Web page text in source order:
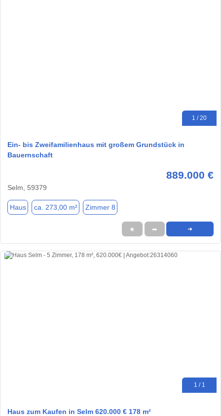
1 / 20
Ein- bis Zweifamilienhaus mit großem Grundstück in
Bauernschaft
889.000 €
Selm, 59379
Haus ca. 273,00 m² Zimmer 8
★ ➦ ➜
1 / 1
Haus zum Kaufen in Selm 620.000 € 178 m²